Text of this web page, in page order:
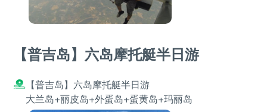
【普吉岛】六岛摩托艇半日游
【普吉岛】六岛摩托艇半日游
大兰岛+丽皮岛+外蛋岛+蛋黄岛+玛丽岛